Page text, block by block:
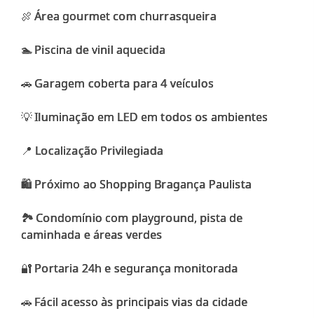
🍖 Área gourmet com churrasqueira
🏊 Piscina de vinil aquecida
🚗 Garagem coberta para 4 veículos
💡 Iluminação em LED em todos os ambientes
📍 Localização Privilegiada
🛍️ Próximo ao Shopping Bragança Paulista
🏞️ Condomínio com playground, pista de
caminhada e áreas verdes
🔐 Portaria 24h e segurança monitorada
🚗 Fácil acesso às principais vias da cidade